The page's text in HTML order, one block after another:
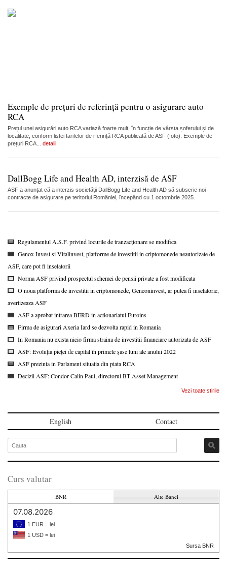
Exemple de prețuri de referință pentru o asigurare auto
RCA
Prețul unei asigurări auto RCA variază foarte mult, în funcție de vârsta șoferului și de
localitate, conform listei tarifelor de rferință RCA publicată de ASF (foto). Exemple de
prețuri RCA... detalii
DallBogg Life and Health AD, interzisă de ASF
ASF a anunțat că a interzis societății DallBogg Life and Health AD să subscrie noi
contracte de asigurare pe teritoriul României, începând cu 1 octombrie 2025.
Regulamentul A.S.F. privind locurile de tranzacționare se modifica
Genox Invest si Vitalinvest, platforme de investitii in criptomonede neautorizate de
ASF, care pot fi inselatorii
Norma ASF privind prospectul schemei de pensii private a fost modificata
O noua platforma de investitii in criptomonede, Geneoninvest, ar putea fi inselatorie,
avertizeaza ASF
ASF a aprobat intrarea BERD in actionariatul Euroins
Firma de asigurari Axeria Iard se dezvolta rapid in Romania
In Romania nu exista nicio firma straina de investitii financiare autorizata de ASF
ASF: Evoluția pieței de capital în primele șase luni ale anului 2022
ASF prezinta in Parlament situatia din piata RCA
Decizii ASF: Condor Calin Paul, directorul BT Asset Management
Vezi toate stirile
English Contact
Curs valutar
BNR Alte Banci
07.08.2026
1 EUR = lei
1 USD = lei
Sursa BNR